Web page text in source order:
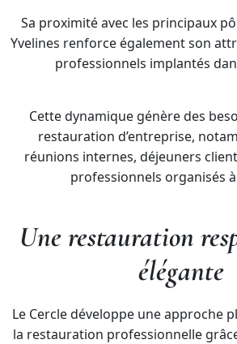
Sa proximité avec les principaux
Yvelines renforce également son
professionnels implantés
Cette dynamique génère des
restauration d’entreprise,
réunions internes, déjeuners
professionnels organisés
Une restauration
élégante
Le Cercle développe une approche
la restauration professionnelle